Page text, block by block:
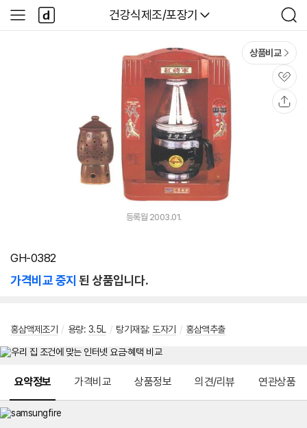
다나와
건강식제조/포장기
검
색
사
이
다
나
와
상품비교
관
심
등록월 2003.01.
GH-0382
가격비교 중지 된 상품입니다.
홍삼액제조기 / 용량: 3.5L / 탕기재질: 도자기 / 홍삼액추출
요약정보 가격비교 상품정보 의견/리뷰 연관상품